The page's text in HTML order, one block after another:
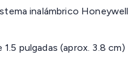
inalámbrico Honeywell
pulgadas (aprox. 3.8 cm)